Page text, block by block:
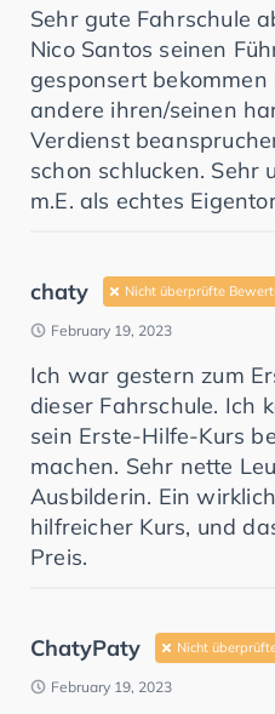
Sehr gute Fahrschule
Nico Santos seinen
gesponsert
andere ihren/seinen
Verdienst
schon schlucken. Sehr
m.E. als echtes
chaty Nicht überprüfte
February 19, 2023
Ich war gestern zum
dieser Fahrschule. Ich
sein Erste-Hilfe-Kurs
machen. Sehr nette
Ausbilderin. Ein
hilfreicher Kurs, und
Preis.
ChatyPaty Nicht
February 19, 2023